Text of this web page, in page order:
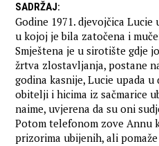
SADRŽAJ:
Godine 1971. djevojčica
u kojoj je bila zatočena i
Smještena je u sirotište gdje
žrtva zlostavljanja, postane
godina kasnije, Lucie upada
obitelji i hicima iz sačmarice
naime, uvjerena da su oni
Potom telefonom zove Annu
prizorima ubijenih, ali